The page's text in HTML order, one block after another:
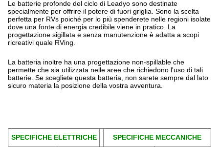
Le batterie profonde del ciclo di Leadyo sono destinate
specialmente per offrire il potere di fuori griglia. Sono la scelta
perfetta per RVs poiché per lo più spenderete nelle regioni isolate
dove una fonte di energia credibile viene in pratico. La
progettazione sigillata e senza manutenzione è adatta a scopi
ricreativi quale RVing.
La batteria inoltre ha una progettazione non-spillable che
permette che sia utilizzata nelle aree che richiedono l'uso di tali
batterie. Se scegliete questa batteria, non sarete sempre dal lato
sicuro materia la posizione della vostra avventura.
SPECIFICHE ELETTRICHE
SPECIFICHE MECCANICHE